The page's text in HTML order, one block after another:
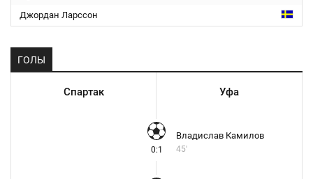
Джордан Ларссон
ГОЛЫ
Спартак Уфа
0:1
Владислав Камилов
45'